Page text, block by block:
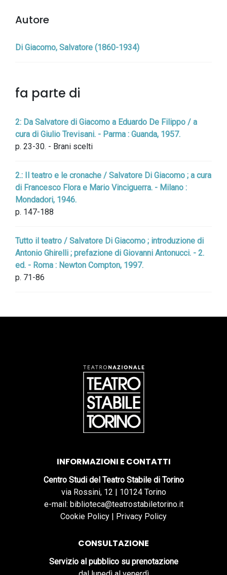
Autore
Di Giacomo, Salvatore (1860-1934)
fa parte di
2: Da Salvatore di Giacomo a Eduardo De Filippo / a
cura di Giulio Trevisani. - Parma : Guanda, 1957.
p. 23-30. - Brani scelti
2.: Il teatro e le cronache / Salvatore Di Giacomo ; a cura
di Francesco Flora e Mario Vinciguerra. - Milano :
Mondadori, 1946.
p. 147-188
Tutto il teatro / Salvatore Di Giacomo ; introduzione di
Antonio Ghirelli ; prefazione di Giovanni Antonucci. - 2.
ed. - Roma : Newton Compton, 1997.
p. 71-86
INFORMAZIONI E CONTATTI
Centro Studi del Teatro Stabile di Torino
via Rossini, 12 | 10124 Torino
e-mail: biblioteca@teatrostabiletorino.it
Cookie Policy | Privacy Policy
CONSULTAZIONE
Servizio al pubblico su prenotazione